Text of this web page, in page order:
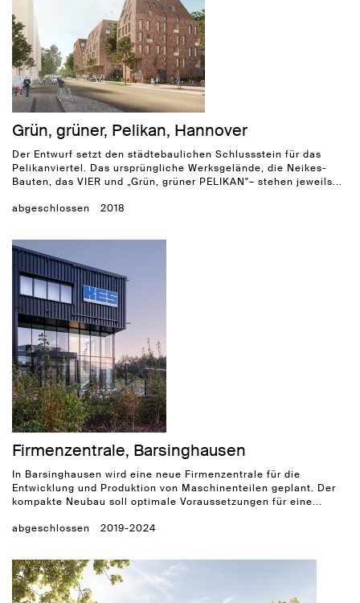
Grün, grüner, Pelikan, Hannover
Der Entwurf setzt den städtebaulichen Schlussstein für das
Pelikanviertel. Das ursprüngliche Werksgelände, die Neikes-
Bauten, das VIER und „Grün, grüner PELIKAN"– stehen jeweils...
abgeschlossen 2018
Firmenzentrale, Barsinghausen
In Barsinghausen wird eine neue Firmenzentrale für die
Entwicklung und Produktion von Maschinenteilen geplant. Der
kompakte Neubau soll optimale Voraussetzungen für eine...
abgeschlossen 2019-2024